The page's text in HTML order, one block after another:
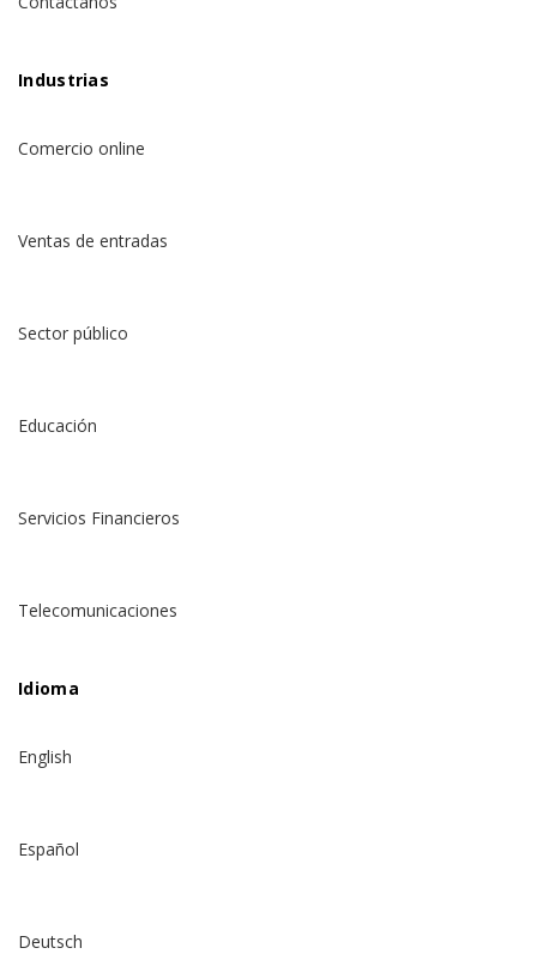
Industrias
Comercio online
Ventas de entradas
Sector público
Educación
Servicios Financieros
Telecomunicaciones
Idioma
English
Español
Deutsch